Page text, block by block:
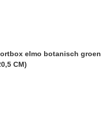
elmo botanisch groen
CM)